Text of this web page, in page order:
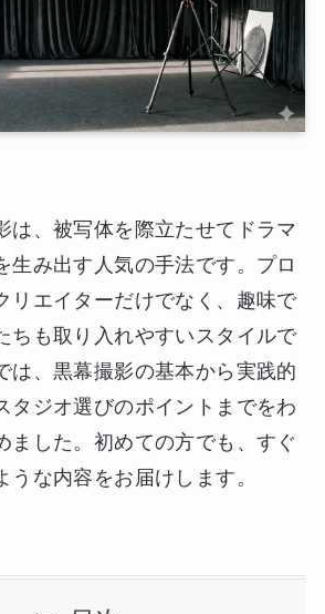
は、被写体を際立たせてドラマ
生み出す人気の手法です。プロ
リエイターだけでなく、趣味で
ちも取り入れやすいスタイルで
は、黒幕撮影の基本から実践的
タジオ選びのポイントまでをわ
ました。初めての方でも、すぐ
うな内容をお届けします。